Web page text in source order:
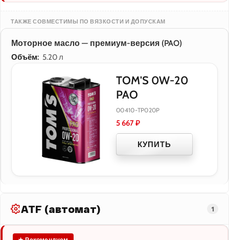
ТАКЖЕ СОВМЕСТИМЫ ПО ВЯЗКОСТИ И ДОПУСКАМ
Моторное масло — премиум-версия (PAO)
Объём: 5.20 л
TOM'S 0W-20
PAO
00410-TP020P
5 667₽
КУПИТЬ
ATF (автомат) 1